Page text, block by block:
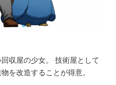
収屋の少女。 技術屋として
を改造することが得意。